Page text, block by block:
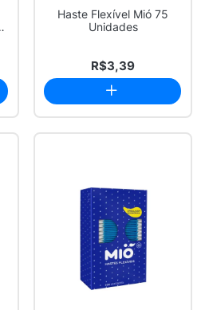
Haste Flexível Mió 75
Unidades
R$3,39